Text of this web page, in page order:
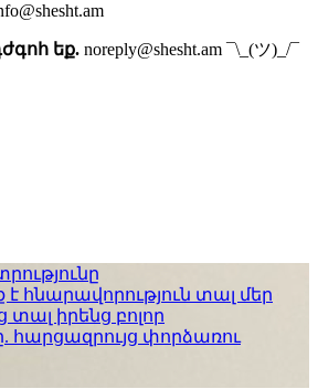
եք. noreply@shesht.am ¯\_(ツ)_/¯
տալ մեր
տալ իրենց բոլոր
հարցազրույց փորձառու